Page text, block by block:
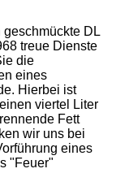
geschmückte DL
treue Dienste
die
eines
Hierbei ist
viertel Liter
Fett
wir uns bei
eines
"Feuer"